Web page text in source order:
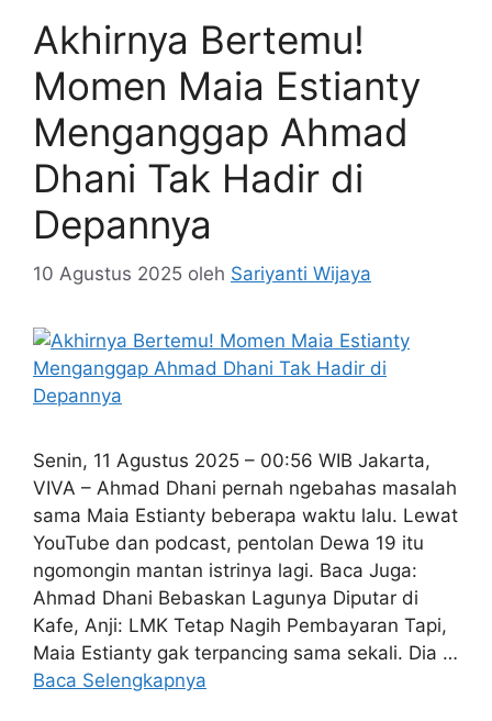
Akhirnya Bertemu!
Momen Maia Estianty
Menganggap Ahmad
Dhani Tak Hadir di
Depannya
10 Agustus 2025 oleh Sariyanti Wijaya
Senin, 11 Agustus 2025 – 00:56 WIB Jakarta,
VIVA – Ahmad Dhani pernah ngebahas masalah
sama Maia Estianty beberapa waktu lalu. Lewat
YouTube dan podcast, pentolan Dewa 19 itu
ngomongin mantan istrinya lagi. Baca Juga:
Ahmad Dhani Bebaskan Lagunya Diputar di
Kafe, Anji: LMK Tetap Nagih Pembayaran Tapi,
Maia Estianty gak terpancing sama sekali. Dia …
Baca Selengkapnya